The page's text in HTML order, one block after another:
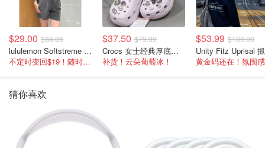
$29.00 $88.00
lululemon Softstreme 女士高腰短裤 10cm
不定时变回$19！随时点进来看
$37.50 $79.99
Crocs 女士经典厚底凉鞋
补货！云朵葡萄冰！
$53.99 $109.00
猜你喜欢